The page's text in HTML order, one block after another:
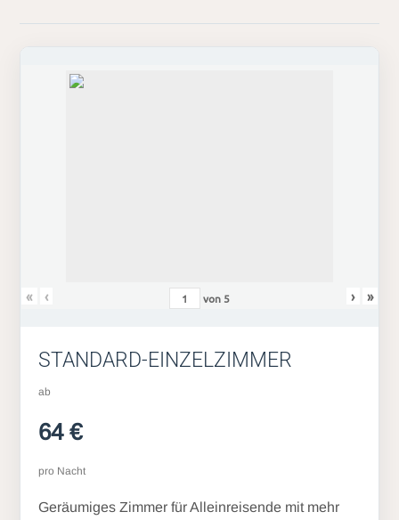
« ‹ von 5 › »
STANDARD-EINZELZIMMER
ab
64 €
pro Nacht
Geräumiges Zimmer für Alleinreisende mit mehr